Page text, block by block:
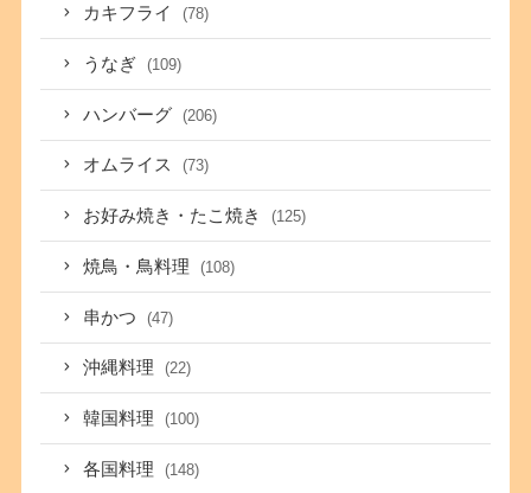
カキフライ (78)
うなぎ (109)
ハンバーグ (206)
オムライス (73)
お好み焼き・たこ焼き (125)
焼鳥・鳥料理 (108)
串かつ (47)
沖縄料理 (22)
韓国料理 (100)
各国料理 (148)